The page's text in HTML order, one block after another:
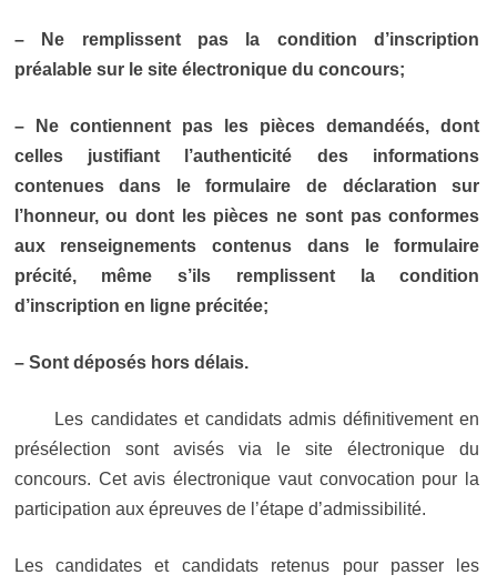
– Ne remplissent pas la condition d’inscription
préalable sur le site électronique du concours;
– Ne contiennent pas les pièces demandéés, dont
celles justifiant l’authenticité des informations
contenues dans le formulaire de déclaration sur
l’honneur, ou dont les pièces ne sont pas conformes
aux renseignements contenus dans le formulaire
précité, même s’ils remplissent la condition
d’inscription en ligne précitée;
– Sont déposés hors délais.
Les candidates et candidats admis définitivement en
présélection sont avisés via le site électronique du
concours. Cet avis électronique vaut convocation pour la
participation aux épreuves de l’étape d’admissibilité.
Les candidates et candidats retenus pour passer les